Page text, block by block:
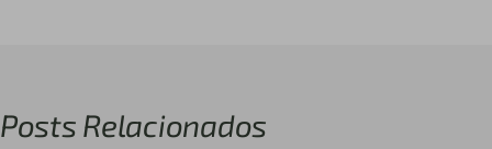
Posts Relacionados